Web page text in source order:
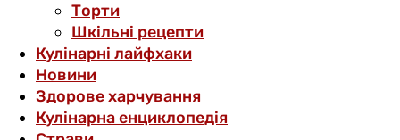
Торти
Шкільні рецепти
Кулінарні лайфхаки
Новини
Здорове харчування
Кулінарна енциклопедія